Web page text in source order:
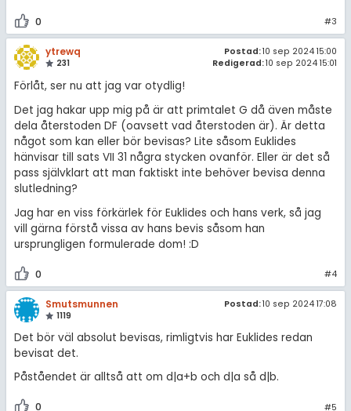
0 #3
ytrewq
231
Postad:10 sep 2024 15:00
Redigerad:10 sep 2024 15:01
Förlåt, ser nu att jag var otydlig!
Det jag hakar upp mig på är att primtalet G då även måste
dela återstoden DF (oavsett vad återstoden är). Är detta
något som kan eller bör bevisas? Lite såsom Euklides
hänvisar till sats VII 31 några stycken ovanför. Eller är det så
pass självklart att man faktiskt inte behöver bevisa denna
slutledning?
Jag har en viss förkärlek för Euklides och hans verk, så jag
vill gärna förstå vissa av hans bevis såsom han
ursprungligen formulerade dom! :D
0 #4
Smutsmunnen
1119
Postad:10 sep 2024 17:08
Det bör väl absolut bevisas, rimligtvis har Euklides redan
bevisat det.
Påståendet är alltså att om d|a+b och d|a så d|b.
0 #5